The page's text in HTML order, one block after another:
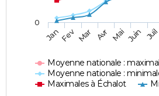
Moyenne nationale :
Moyenne nationale :
Maximales à Échalot
JanFev Mar Avr Mai Juin Juil
0